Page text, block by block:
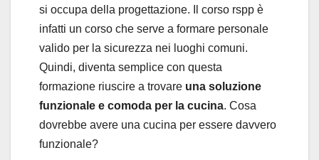
si occupa della progettazione. Il corso rspp è
infatti un corso che serve a formare personale
valido per la sicurezza nei luoghi comuni.
Quindi, diventa semplice con questa
formazione riuscire a trovare una soluzione
funzionale e comoda per la cucina. Cosa
dovrebbe avere una cucina per essere davvero
funzionale?